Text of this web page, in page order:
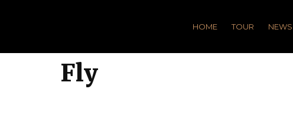
HOME TOUR NEWS
Fly